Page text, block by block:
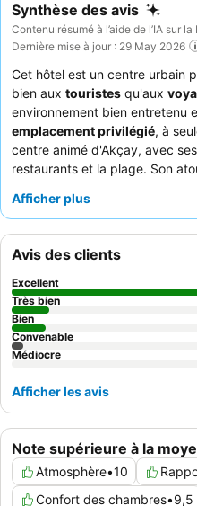
Synthèse des avis
Contenu résumé à l’aide de l’IA sur
Dernière mise à jour : 29 May 2026
Cet hôtel est un centre urbain
bien aux touristes qu'aux
environnement bien entretenu
emplacement privilégié, à
centre animé d'Akçay, avec
restaurants et la plage. Son
constamment l'amabilité et la
produits frais faits maison et
des éloges. Pour bien
votre petit-déjeuner dans le
Afficher plus
Note supérieure à la
Atmosphère•10
Confort des chambres•9,5
Avis des clients
Excellent
Très bien
Bien
Convenable
Médiocre
Afficher les avis